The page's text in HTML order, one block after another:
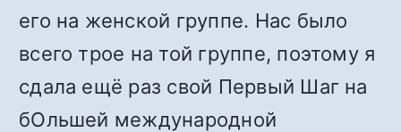
его на женской группе. Нас было
всего трое на той группе, поэтому я
сдала ещё раз свой Первый Шаг на
бОльшей международной